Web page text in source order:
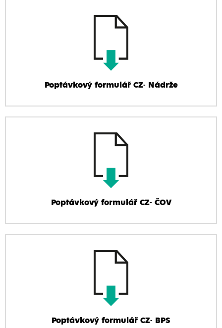
Poptávkový formulář CZ- Nádrže
Poptávkový formulář CZ- ČOV
Poptávkový formulář CZ- BPS